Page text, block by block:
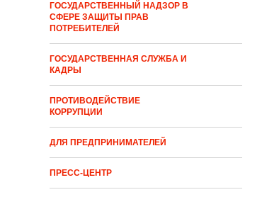
ГОСУДАРСТВЕННЫЙ НАДЗОР В
СФЕРЕ ЗАЩИТЫ ПРАВ
ПОТРЕБИТЕЛЕЙ
ГОСУДАРСТВЕННАЯ СЛУЖБА И
КАДРЫ
ПРОТИВОДЕЙСТВИЕ
КОРРУПЦИИ
ДЛЯ ПРЕДПРИНИМАТЕЛЕЙ
ПРЕСС-ЦЕНТР